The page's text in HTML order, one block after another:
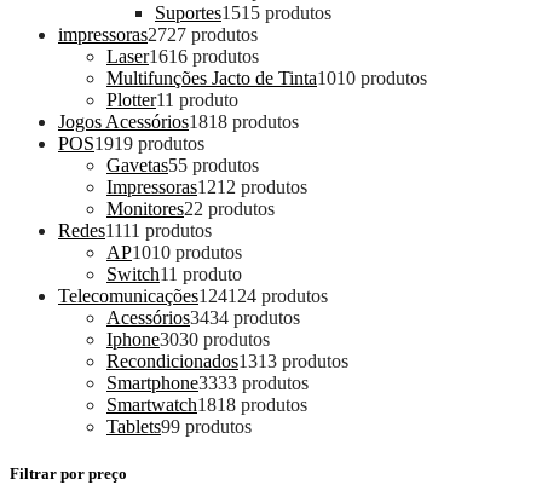
Suportes1515 produtos
impressoras2727 produtos
Laser1616 produtos
Multifunções Jacto de Tinta1010 produtos
Plotter11 produto
Jogos Acessórios1818 produtos
POS1919 produtos
Gavetas55 produtos
Impressoras1212 produtos
Monitores22 produtos
Redes1111 produtos
AP1010 produtos
Switch11 produto
Telecomunicações124124 produtos
Acessórios3434 produtos
Iphone3030 produtos
Recondicionados1313 produtos
Smartphone3333 produtos
Smartwatch1818 produtos
Tablets99 produtos
Filtrar por preço